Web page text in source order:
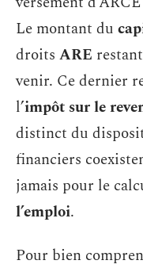
Le montant du
droits ARE
venir. Ce dernier
l’impôt sur le
distinct du
financiers
jamais pour le
l’emploi.
Pour bien